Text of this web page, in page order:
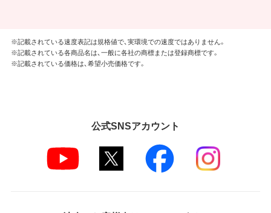
※記載されている速度表記は規格値で、実環境での速度ではありません。
※記載されている各商品名は、一般に各社の商標または登録商標です。
※記載されている価格は、希望小売価格です。
公式SNSアカウント